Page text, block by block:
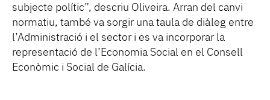
subjecte polític”, descriu Oliveira. Arran del canvi
normatiu, també va sorgir una taula de diàleg entre
l’Administració i el sector i es va incorporar la
representació de l’Economia Social en el Consell
Econòmic i Social de Galícia.